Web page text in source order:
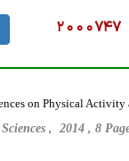
2000747
on Physical
, 2014 , 8